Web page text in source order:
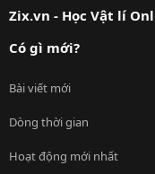
Zix.vn - Học Vật lí
Có gì mới?
Bài viết mới
Dòng thời gian
Hoạt động mới nhất